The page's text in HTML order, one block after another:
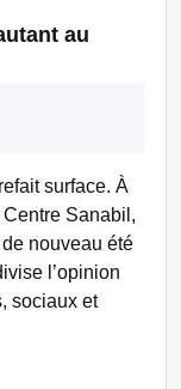
au
surface. À
Sanabil,
de nouveau été
l’opinion
sociaux et